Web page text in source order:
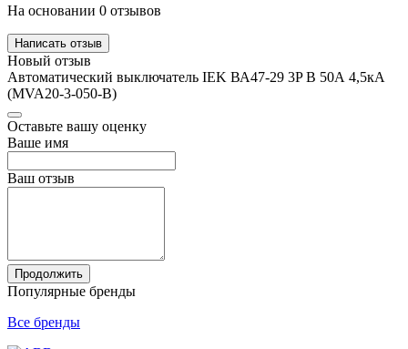
На основании 0 отзывов
Написать отзыв
Новый отзыв
Автоматический выключатель IEK ВА47-29 3P B 50А 4,5кА
(MVA20-3-050-B)
Оставьте вашу оценку
Ваше имя
Ваш отзыв
Продолжить
Популярные бренды
Все бренды